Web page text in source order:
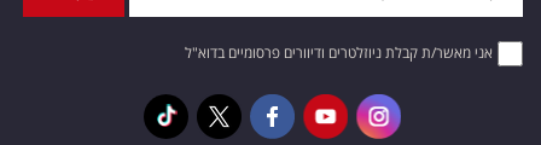
אני מאשר/ת קבלת ניוזלטרים ודיוורים פרסומיים בדוא"ל